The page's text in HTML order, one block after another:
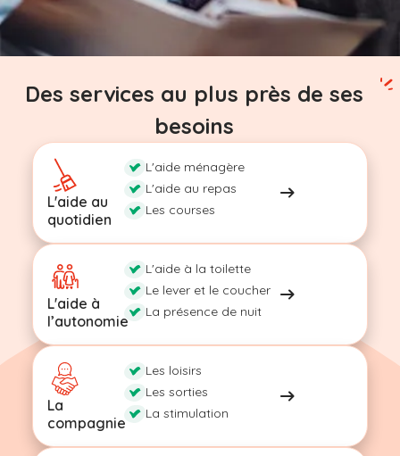
Des services au plus près de ses
besoins
L'aide au
quotidien
L'aide ménagère
L'aide au repas
Les courses
L'aide à
l’autonomie
L'aide à la toilette
Le lever et le coucher
La présence de nuit
La
compagnie
Les loisirs
Les sorties
La stimulation